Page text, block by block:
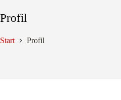
Profil
Start Profil